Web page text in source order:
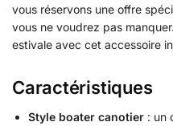
vous réservons une offre
vous ne voudrez pas
estivale avec cet accessoire
Caractéristiques
Style boater canotier : un